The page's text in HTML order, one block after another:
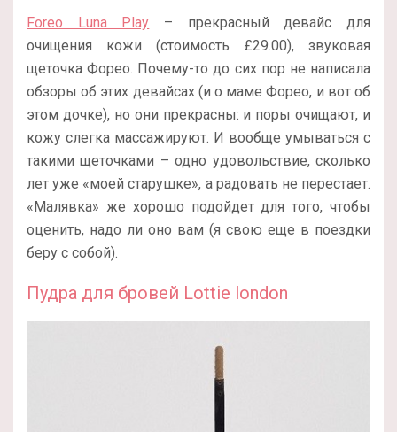
Foreo Luna Play – прекрасный девайс для
очищения кожи (стоимость £29.00), звуковая
щеточка Форео. Почему-то до сих пор не написала
обзоры об этих девайсах (и о маме Форео, и вот об
этом дочке), но они прекрасны: и поры очищают, и
кожу слегка массажируют. И вообще умываться с
такими щеточками – одно удовольствие, сколько
лет уже «моей старушке», а радовать не перестает.
«Малявка» же хорошо подойдет для того, чтобы
оценить, надо ли оно вам (я свою еще в поездки
беру с собой).
Пудра для бровей Lottie london